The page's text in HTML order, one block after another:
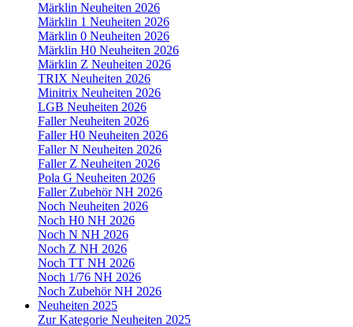
Märklin Neuheiten 2026
Märklin 1 Neuheiten 2026
Märklin 0 Neuheiten 2026
Märklin H0 Neuheiten 2026
Märklin Z Neuheiten 2026
TRIX Neuheiten 2026
Minitrix Neuheiten 2026
LGB Neuheiten 2026
Faller Neuheiten 2026
Faller H0 Neuheiten 2026
Faller N Neuheiten 2026
Faller Z Neuheiten 2026
Pola G Neuheiten 2026
Faller Zubehör NH 2026
Noch Neuheiten 2026
Noch H0 NH 2026
Noch N NH 2026
Noch Z NH 2026
Noch TT NH 2026
Noch 1/76 NH 2026
Noch Zubehör NH 2026
Neuheiten 2025
Zur Kategorie Neuheiten 2025